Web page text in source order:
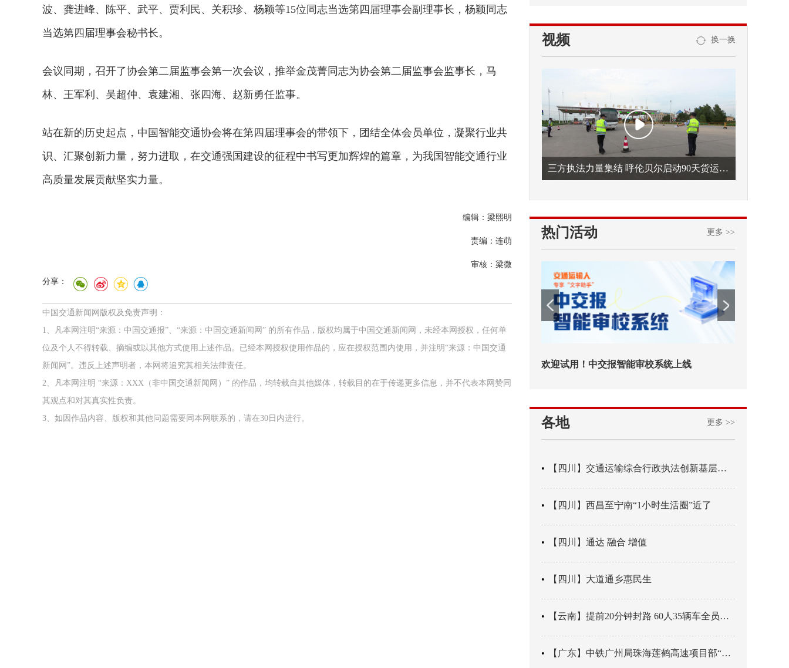
波、龚进峰、陈平、武平、贾利民、关积珍、杨颖等15位同志当选第四届理事会副理事长，杨颖同志
当选第四届理事会秘书长。
会议同期，召开了协会第二届监事会第一次会议，推举金茂菁同志为协会第二届监事会监事长，马
林、王军利、吴超仲、袁建湘、张四海、赵新勇任监事。
站在新的历史起点，中国智能交通协会将在第四届理事会的带领下，团结全体会员单位，凝聚行业共
识、汇聚创新力量，努力进取，在交通强国建设的征程中书写更加辉煌的篇章，为我国智能交通行业
高质量发展贡献坚实力量。
编辑：梁熙明
责编：连萌
审核：梁微
分享：
中国交通新闻网版权及免责声明：
1、凡本网注明“来源：中国交通报”、“来源：中国交通新闻网” 的所有作品，版权均属于中国交通新闻网，未经本网授权，任何单
位及个人不得转载、摘编或以其他方式使用上述作品。已经本网授权使用作品的，应在授权范围内使用，并注明“来源：中国交通
新闻网”。违反上述声明者，本网将追究其相关法律责任。
2、凡本网注明 “来源：XXX（非中国交通新闻网）” 的作品，均转载自其他媒体，转载目的在于传递更多信息，并不代表本网赞同
其观点和对其真实性负责。
3、如因作品内容、版权和其他问题需要同本网联系的，请在30日内进行。
视频 换一换
三方执法力量集结 呼伦贝尔启动90天货运车辆违法专项整治
热门活动 更多 >>
2026年中国航海日论坛 欢迎试用！中交报智能审校系统上线
各地 更多 >>
【四川】交通运输综合行政执法创新基层辖区治理“4+3” 新模式
【四川】西昌至宁南“1小时生活圈”近了
【四川】通达 融合 增值
【四川】大道通乡惠民生
【云南】提前20分钟封路 60人35辆车全员平安
【广东】中铁广州局珠海莲鹤高速项目部“靶向施训”筑牢应急处置防线